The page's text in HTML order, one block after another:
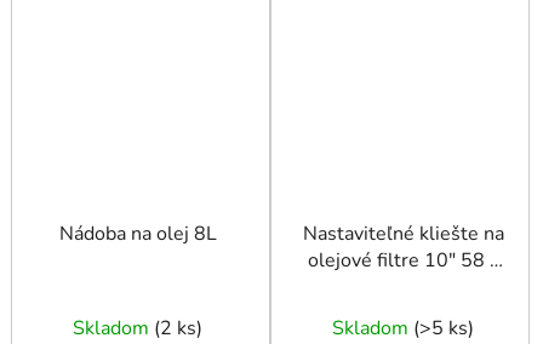
Nádoba na olej 8L
Skladom (2 ks)
Nastaviteľné kliešte na
olejové filtre 10" 58 -
Skladom (>5 ks)